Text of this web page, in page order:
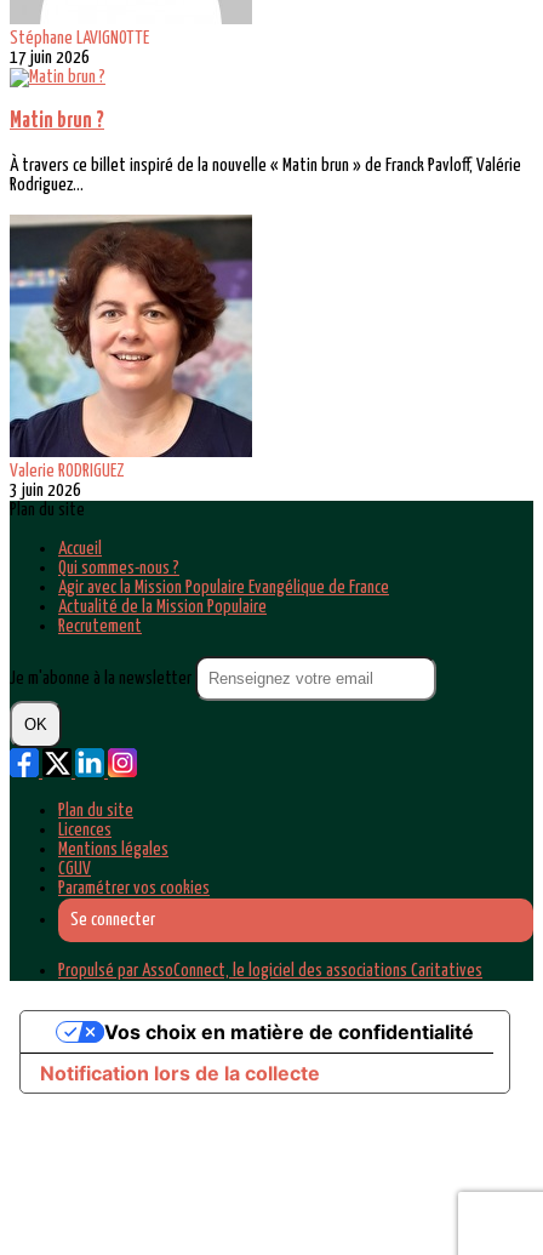
Stéphane LAVIGNOTTE
17 juin 2026
Matin brun ?
À travers ce billet inspiré de la nouvelle « Matin brun » de Franck Pavloff, Valérie
Rodriguez...
Valerie RODRIGUEZ
3 juin 2026
Plan du site
Accueil
Qui sommes-nous ?
Agir avec la Mission Populaire Evangélique de France
Actualité de la Mission Populaire
Recrutement
Je m'abonne à la newsletter
OK
Plan du site
Licences
Mentions légales
CGUV
Paramétrer vos cookies
Se connecter
Propulsé par AssoConnect, le logiciel des associations Caritatives
Notification lors de la collecte
Vos choix en matière de confidentialité